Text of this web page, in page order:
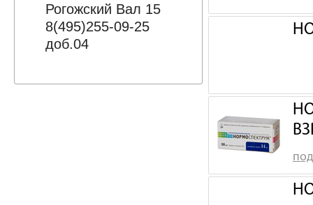
Рогожский Вал 15
8(495)255-09-25
доб.04